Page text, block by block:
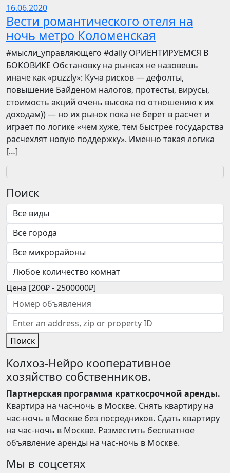
16.06.2020
Вести романтического отеля на
ночь метро Коломенская
​​#мысли_управляющего #daily ОРИЕНТИРУЕМСЯ В
БОКОВИКЕ Обстановку на рынках не назовешь
иначе как «puzzly»: Куча рисков — дефолты,
повышение Байденом налогов, протесты, вирусы,
стоимость акций очень высока по отношению к их
доходам)) — но их рынок пока не берет в расчет и
играет по логике «чем хуже, тем быстрее государства
расчехлят новую поддержку». Именно такая логика
[…]
Поиск
Цена [200₽-2500000₽]
Поиск
Колхоз-Нейро кооперативное
хозяйство собственников.
Партнерская программа краткосрочной аренды.
Квартира на час-ночь в Москве. Снять квартиру на
час-ночь в Москве без посредников. Сдать квартиру
на час-ночь в Москве. Разместить бесплатное
объявление аренды на час-ночь в Москве.
Мы в соцсетях